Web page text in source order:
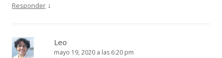
Responder ↓
Leo
mayo 19, 2020 a las 6:20 pm